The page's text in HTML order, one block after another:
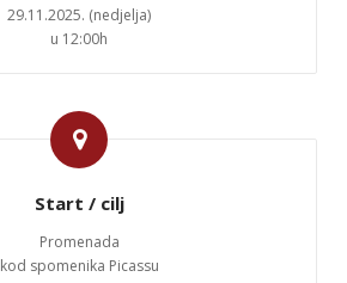
29.11.2025. (nedjelja)
u 12:00h
Start / cilj
Promenada
kod spomenika Picassu